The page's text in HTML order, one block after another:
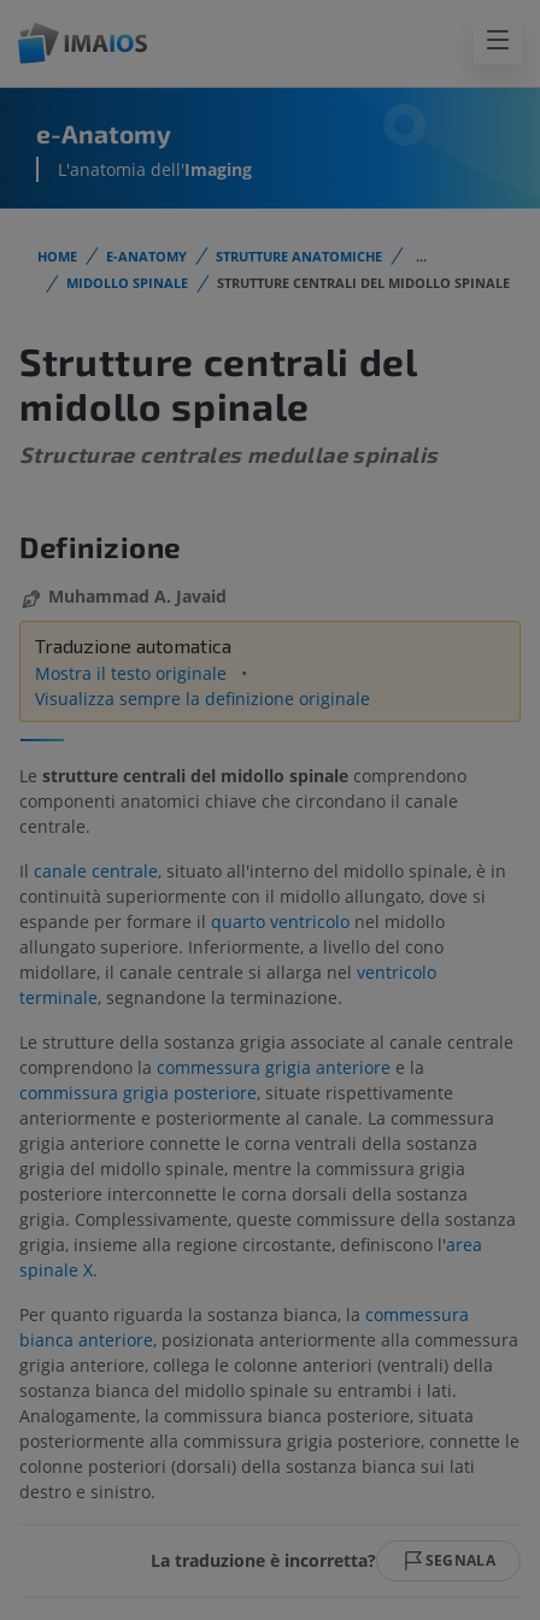
e-Anatomy
L'anatomia dell'Imaging
HOME E-ANATOMY STRUTTURE ANATOMICHE
...
MIDOLLO SPINALE
STRUTTURE CENTRALI DEL MIDOLLO SPINALE
Strutture centrali del
midollo spinale
Structurae centrales medullae spinalis
Definizione
Muhammad A. Javaid
Traduzione automatica
Mostra il testo originale
Visualizza sempre la definizione originale
Le strutture centrali del midollo spinale comprendono
componenti anatomici chiave che circondano il canale
centrale.
Il canale centrale, situato all'interno del midollo spinale, è in
continuità superiormente con il midollo allungato, dove si
espande per formare il quarto ventricolo nel midollo
allungato superiore. Inferiormente, a livello del cono
midollare, il canale centrale si allarga nel ventricolo
terminale, segnandone la terminazione.
Le strutture della sostanza grigia associate al canale centrale
comprendono la commessura grigia anteriore e la
commissura grigia posteriore, situate rispettivamente
anteriormente e posteriormente al canale. La commessura
grigia anteriore connette le corna ventrali della sostanza
grigia del midollo spinale, mentre la commissura grigia
posteriore interconnette le corna dorsali della sostanza
grigia. Complessivamente, queste commissure della sostanza
grigia, insieme alla regione circostante, definiscono l'area
spinale X.
Per quanto riguarda la sostanza bianca, la commessura
bianca anteriore, posizionata anteriormente alla commessura
grigia anteriore, collega le colonne anteriori (ventrali) della
sostanza bianca del midollo spinale su entrambi i lati.
Analogamente, la commissura bianca posteriore, situata
posteriormente alla commissura grigia posteriore, connette le
colonne posteriori (dorsali) della sostanza bianca sui lati
destro e sinistro.
La traduzione è incorretta? SEGNALA